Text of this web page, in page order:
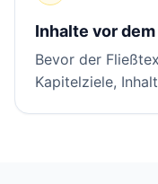
Inhalte vor
Bevor der
Kapitelziele,